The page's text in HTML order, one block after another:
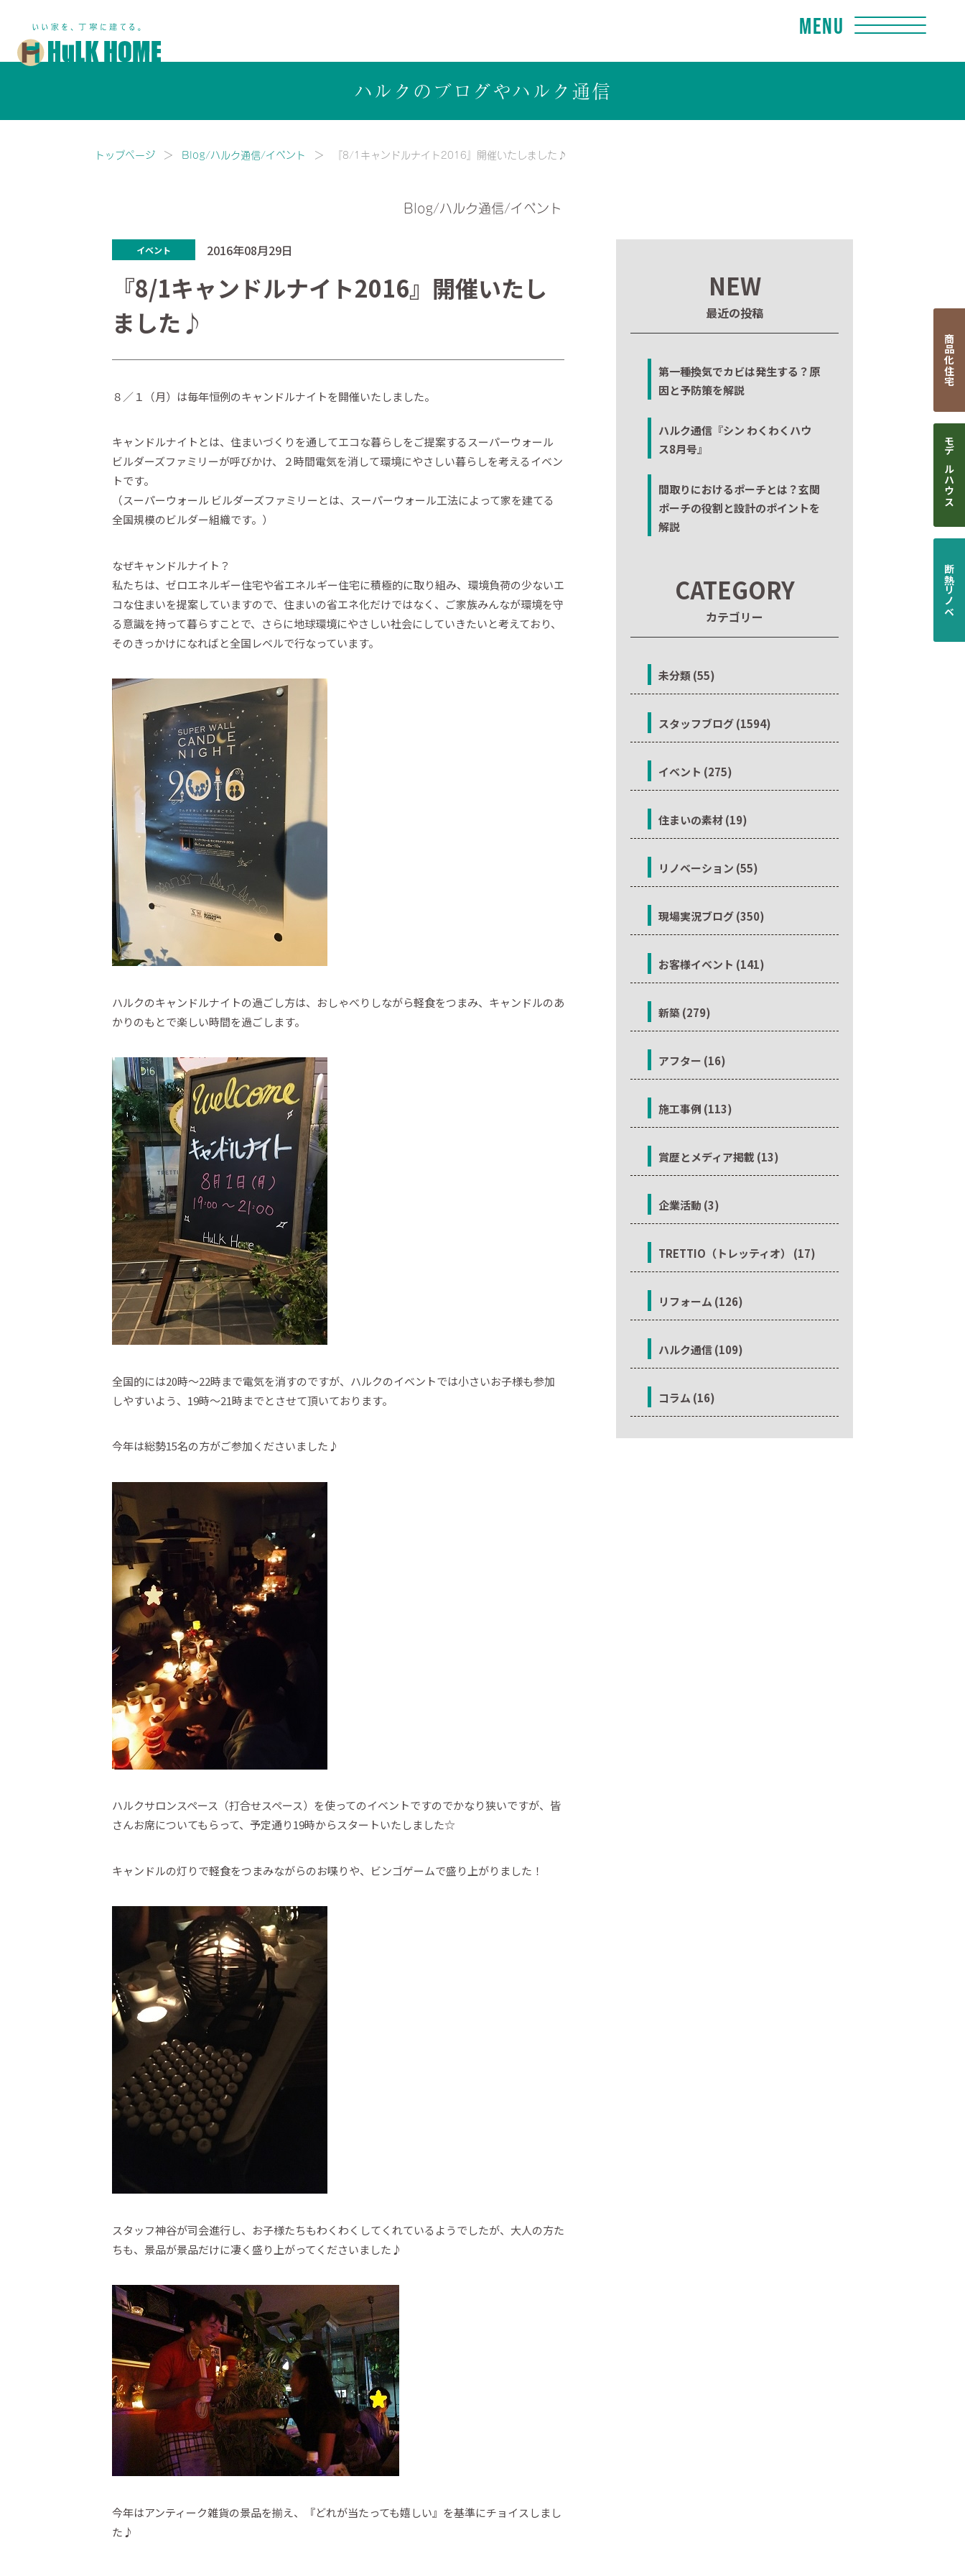
Menu
ハルクのブログやハルク通信
トップページ Blog/ハルク通信/イベント 『8/1キャンドルナイト2016』開催いたしました♪
Blog/ハルク通信/イベント
イベント 2016年08月29日
『8/1キャンドルナイト2016』開催いたし
ました♪
８／１（月）は毎年恒例のキャンドルナイトを開催いたしました。
キャンドルナイトとは、住まいづくりを通してエコな暮らしをご提案するスーパーウォール
ビルダーズファミリーが呼びかけ、２時間電気を消して環境にやさしい暮らしを考えるイベン
トです。
（スーパーウォール ビルダーズファミリーとは、スーパーウォール工法によって家を建てる
全国規模のビルダー組織です。）
なぜキャンドルナイト？
私たちは、ゼロエネルギー住宅や省エネルギー住宅に積極的に取り組み、環境負荷の少ないエ
コな住まいを提案していますので、住まいの省エネ化だけではなく、ご家族みんなが環境を守
る意識を持って暮らすことで、さらに地球環境にやさしい社会にしていきたいと考えており、
そのきっかけになればと全国レベルで行なっています。
ハルクのキャンドルナイトの過ごし方は、おしゃべりしながら軽食をつまみ、キャンドルのあ
かりのもとで楽しい時間を過ごします。
全国的には20時～22時まで電気を消すのですが、ハルクのイベントでは小さいお子様も参加
しやすいよう、19時～21時までとさせて頂いております。
今年は総勢15名の方がご参加くださいました♪
ハルクサロンスペース（打合せスペース）を使ってのイベントですのでかなり狭いですが、皆
さんお席についてもらって、予定通り19時からスタートいたしました☆
キャンドルの灯りで軽食をつまみながらのお喋りや、ビンゴゲームで盛り上がりました！
スタッフ神谷が司会進行し、お子様たちもわくわくしてくれているようでしたが、大人の方た
ちも、景品が景品だけに凄く盛り上がってくださいました♪
今年はアンティーク雑貨の景品を揃え、『どれが当たっても嬉しい』を基準にチョイスしまし
た♪
NEW
最近の投稿
第一種換気でカビは発生する？原
因と予防策を解説
ハルク通信『シン わくわくハウ
ス8月号』
間取りにおけるポーチとは？玄関
ポーチの役割と設計のポイントを
解説
CATEGORY
カテゴリー
未分類 (55)
スタッフブログ (1594)
イベント (275)
住まいの素材 (19)
リノベーション (55)
現場実況ブログ (350)
お客様イベント (141)
新築 (279)
アフター (16)
施工事例 (113)
賞歴とメディア掲載 (13)
企業活動 (3)
TRETTIO（トレッティオ） (17)
リフォーム (126)
ハルク通信 (109)
コラム (16)
商品化住宅
モデルハウス
断熱リノベ